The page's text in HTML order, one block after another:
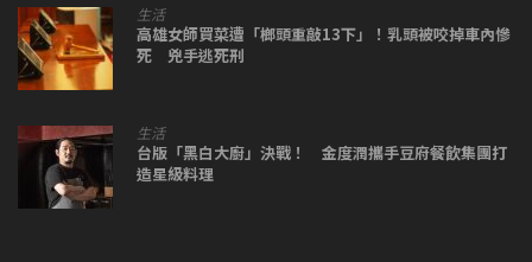
生活
高雄女師買菜遭「榔頭重敲13下」！乳頭被咬掉車內慘
死 兇手逃死刑
生活
台版「黑白大廚」決戰！ 金度潤攜手豆府餐飲集團打
造星級料理